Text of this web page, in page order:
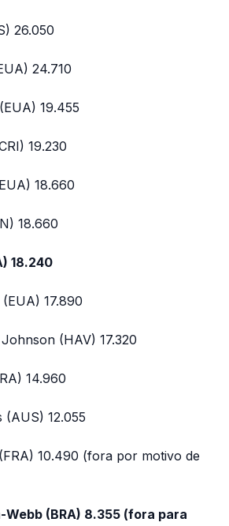
26.050
24.710
19.455
19.230
18.660
18.660
18.240
17.890
(HAV) 17.320
14.960
(AUS) 12.055
10.490 (fora por motivo de
Webb (BRA) 8.355 (fora para